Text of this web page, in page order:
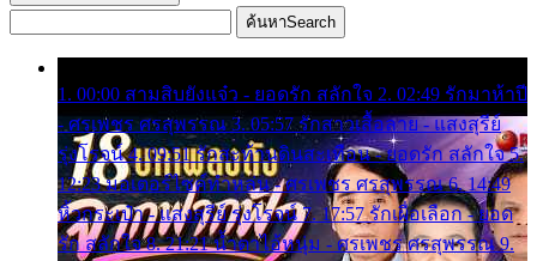
ค้นหาSearch
1. 00:00 สามสิบยังแจ๋ว - ยอดรัก สลักใจ 2. 02:49 รักมาห้าปี
- ศรเพชร ศรสุพรรณ 3. 05:57 รักสาวเสื้อลาย - แสงสุรีย์
รุ่งโรจน์ 4. 09:51 รักสะท้านดินสะเทือน - ยอดรัก สลักใจ 5.
12:23 มอเตอร์ไซค์ทำหล่น - ศรเพชร ศรสุพรรณ 6. 14:49
หิ้วกระเป๋า - แสงสุรีย์ รุ่งโรจน์ 7. 17:57 รักเผื่อเลือก - ยอด
รัก สลักใจ 8. 21:21 น้ำตาไอ้หนุ่ม - ศรเพชร ศรสุพรรณ 9.